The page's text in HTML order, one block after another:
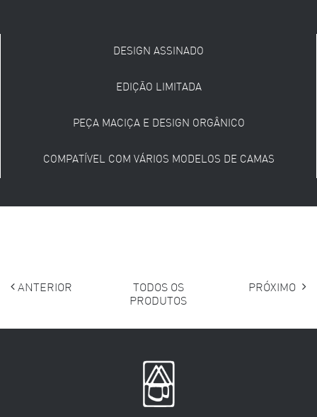
DESIGN ASSINADO
EDIÇÃO LIMITADA
PEÇA MACIÇA E DESIGN ORGÂNICO
COMPATÍVEL COM VÁRIOS MODELOS DE CAMAS
ANTERIOR
TODOS OS
PRODUTOS
PRÓXIMO